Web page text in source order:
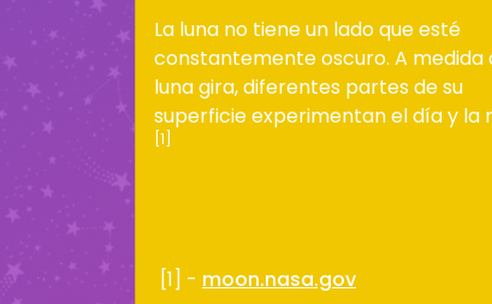
La luna no tiene un lado que esté
constantemente oscuro. A medida
luna gira, diferentes partes de su
superficie experimentan el día y la
[1]
[1] - moon.nasa.gov